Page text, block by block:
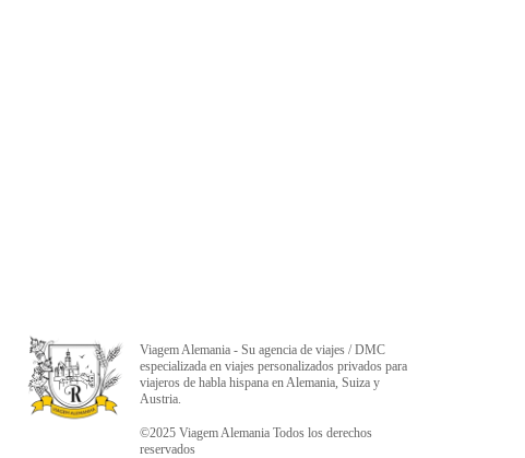
Viagem Alemania - Su agencia de viajes / DMC
especializada en viajes personalizados privados para
viajeros de habla hispana en Alemania, Suiza y
Austria.
©2025 Viagem Alemania Todos los derechos
reservados